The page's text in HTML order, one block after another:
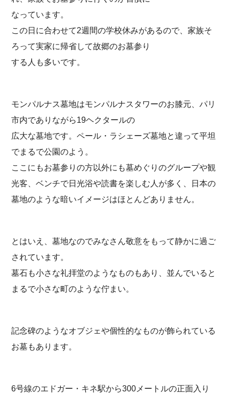
なっています。
この日に合わせて2週間の学校休みがあるので、家族そ
ろって実家に帰省して故郷のお墓参り
する人も多いです。
モンパルナス墓地はモンパルナスタワーのお膝元、パリ
市内でありながら19ヘクタールの
広大な墓地です。ペール・ラシェーズ墓地と違って平坦
でまるで公園のよう。
ここにもお墓参りの方以外にも墓めぐりのグループや観
光客、ベンチで日光浴や読書を楽しむ人が多く、日本の
墓地のような暗いイメージはほとんどありません。
とはいえ、墓地なのでみなさん敬意をもって静かに過ご
されています。
墓石も小さな礼拝堂のようなものもあり、並んでいると
まるで小さな町のような佇まい。
記念碑のようなオブジェや個性的なものが飾られている
お墓もあります。
6号線のエドガー・キネ駅から300メートルの正面入り